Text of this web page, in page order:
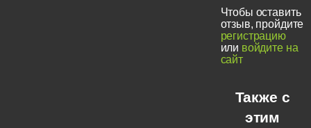
Чтобы оставить
отзыв, пройдите
регистрацию
или войдите на
сайт
Также с
этим